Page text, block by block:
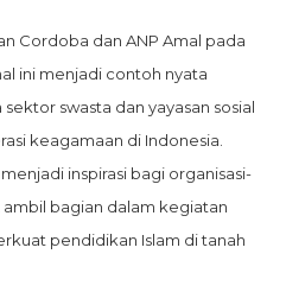
Cordoba dan ANP Amal pada
ini menjadi contoh nyata
swasta dan yayasan sosial
keagamaan di Indonesia.
inspirasi bagi organisasi-
bagian dalam kegiatan
pendidikan Islam di tanah